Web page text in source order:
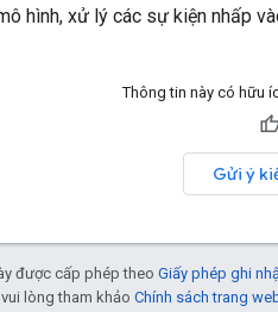
hình, xử lý các sự kiện nhấp
Thông tin này có hữu
Gửi ý
được cấp phép theo Giấy phép ghi
lòng tham khảo Chính sách trang